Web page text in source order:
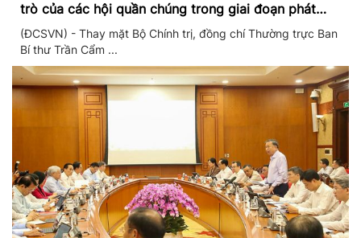
trò của các hội quần chúng trong giai đoạn phát
triển mới
(ĐCSVN) - Thay mặt Bộ Chính trị, đồng chí Thường trực Ban
Bí thư Trần Cẩm ...